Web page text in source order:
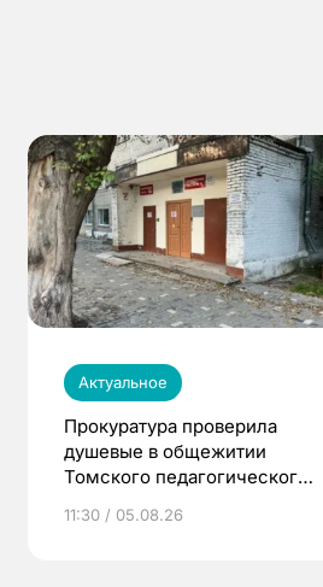
Актуальное
Прокуратура проверила
душевые в общежитии
Томского педагогического
11:30 / 05.08.26